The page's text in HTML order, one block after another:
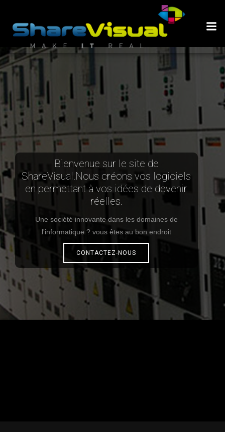
contenu
Bienvenue sur le site de
ShareVisual.Nous créons vos logiciels
en permettant à vos idées de devenir
réelles.
Une société innovante dans les domaines de
l'informatique ? vous êtes au bon endroit
CONTACTEZ-NOUS